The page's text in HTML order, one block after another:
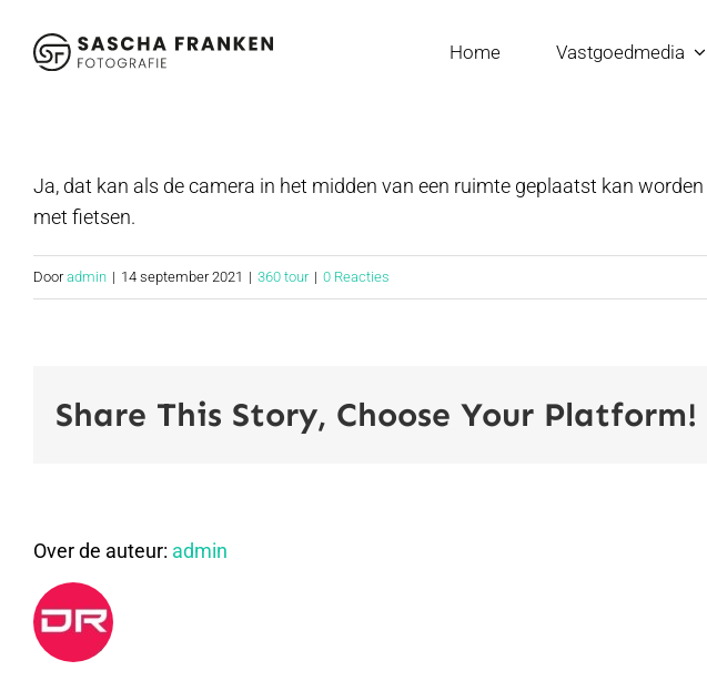
naar
inhoud
Home Vastgoedmedia
Ja, dat kan als de camera in het midden van een ruimte geplaatst kan
met fietsen.
Dooradmin | 14 september 2021 | 360 tour | 0 Reacties
Share This Story, Choose Your Platform!
Over de auteur: admin